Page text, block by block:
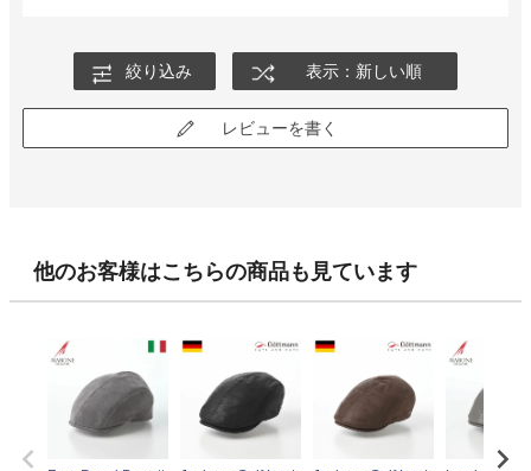
絞り込み 表示：新しい順
レビューを書く
他のお客様はこちらの商品も見ています